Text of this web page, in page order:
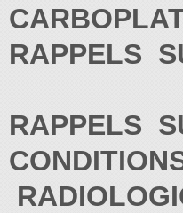
RAPPELS
RAPPELS